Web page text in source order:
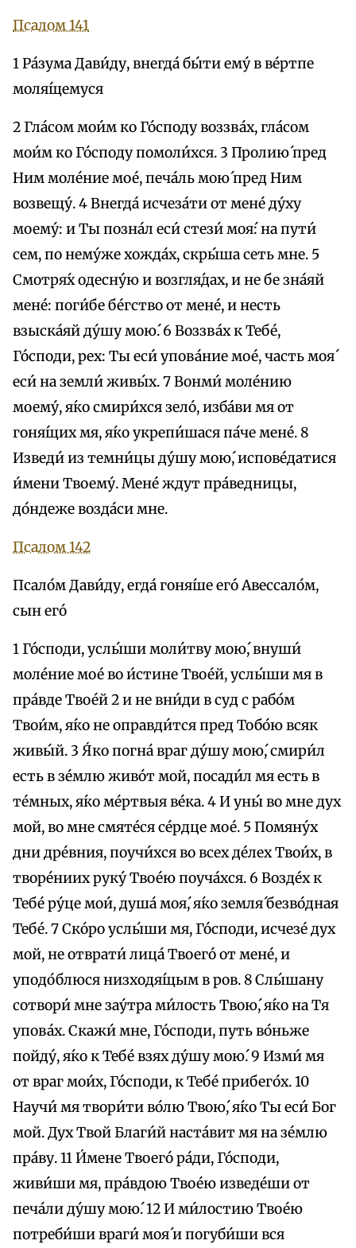
Псалом 141
1 Ра́зума Дави́ду, внегда́ бы́ти ему́ в ве́ртпе
моля́щемуся
2 Гла́сом мои́м ко Го́споду воззва́х, гла́сом
мои́м ко Го́споду помоли́хся. 3 Пролию́ пред
Ним моле́ние мое́, печа́ль мою́ пред Ним
возвещу́. 4 Внегда́ исчеза́ти от мене́ ду́ху
моему́: и Ты позна́л еси́ стези́ моя́: на пути́
сем, по нему́же хожда́х, скры́ша сеть мне. 5
Смотря́х одесну́ю и возгля́дах, и не бе зна́яй
мене́: поги́бе бе́гство от мене́, и несть
взыска́яй ду́шу мою́. 6 Воззва́х к Тебе́,
Го́споди, рех: Ты еси́ упова́ние мое́, часть моя́
еси́ на земли́ живы́х. 7 Вонми́ моле́нию
моему́, я́ко смири́хся зело́, изба́ви мя от
гоня́щих мя, я́ко укрепи́шася па́че мене́. 8
Изведи́ из темни́цы ду́шу мою́, испове́датися
и́мени Твоему́. Мене́ ждут пра́ведницы,
до́ндеже возда́си мне.
Псалом 142
Псало́м Дави́ду, егда́ гоня́ше его́ Авессало́м,
сын его́
1 Го́споди, услы́ши моли́тву мою́, внуши́
моле́ние мое́ во и́стине Твое́й, услы́ши мя в
пра́вде Твое́й 2 и не вни́ди в суд с рабо́м
Твои́м, я́ко не оправди́тся пред Тобо́ю всяк
живы́й. 3 Я́ко погна́ враг ду́шу мою́, смири́л
есть в зе́млю живо́т мой, посади́л мя есть в
те́мных, я́ко ме́ртвыя ве́ка. 4 И уны́ во мне дух
мой, во мне смяте́ся се́рдце мое́. 5 Помяну́х
дни дре́вния, поучи́хся во всех де́лех Твои́х, в
творе́ниих руку́ Твое́ю поуча́хся. 6 Возде́х к
Тебе́ ру́це мои́, душа́ моя́, я́ко земля́ безво́дная
Тебе́. 7 Ско́ро услы́ши мя, Го́споди, исчезе́ дух
мой, не отврати́ лица́ Твоего́ от мене́, и
уподо́блюся низходя́щым в ров. 8 Слы́шану
сотвори́ мне зау́тра ми́лость Твою́, я́ко на Тя
упова́х. Скажи́ мне, Го́споди, путь во́ньже
пойду́, я́ко к Тебе́ взях ду́шу мою́. 9 Изми́ мя
от враг мои́х, Го́споди, к Тебе́ прибего́х. 10
Научи́ мя твори́ти во́лю Твою́, я́ко Ты еси́ Бог
мой. Дух Твой Благи́й наста́вит мя на зе́млю
пра́ву. 11 И́мене Твоего́ ра́ди, Го́споди,
живи́ши мя, пра́вдою Твое́ю изведе́ши от
печа́ли ду́шу мою́. 12 И ми́лостию Твое́ю
потреби́ши враги́ моя́ и погуби́ши вся